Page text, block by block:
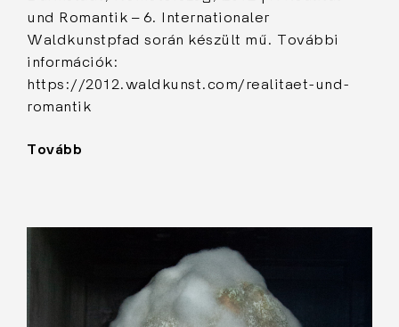
und Romantik – 6. Internationaler
Waldkunstpfad során készült mű. További
információk:
https://2012.waldkunst.com/realitaet-und-
romantik
Tovább